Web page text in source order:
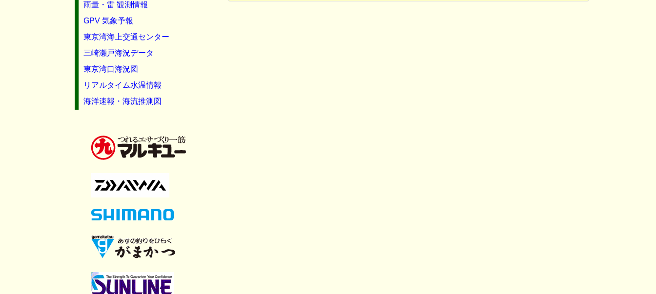
雨量・雷 観測情報
GPV 気象予報
東京湾海上交通センター
三崎瀬戸海況データ
東京湾口海況図
リアルタイム水温情報
海洋速報・海流推測図